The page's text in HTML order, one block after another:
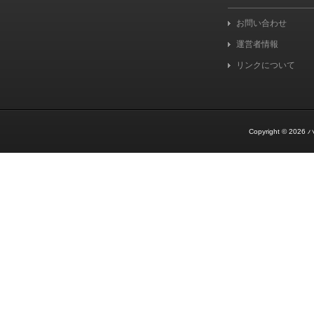
お問い合わせ
運営者情報
リンクについて
Copyright © 2026